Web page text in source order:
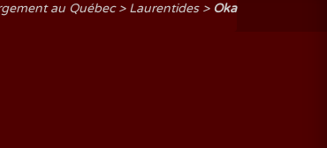
au Québec Laurentides Oka